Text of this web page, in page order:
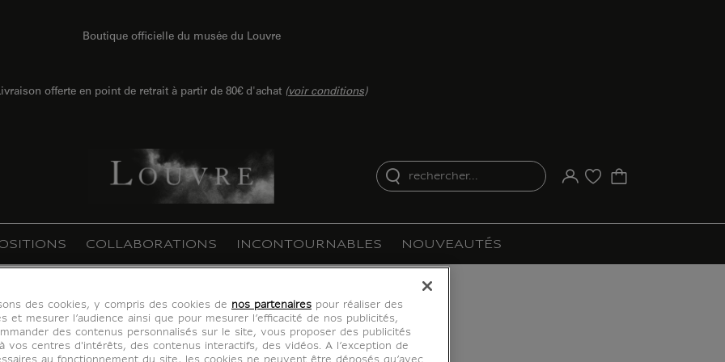
Boutique officielle du musée du Louvre
offerte en point de retrait à partir de 80€ d'achat (voir conditions)
rechercher...
Votre compte
Liste d'achat
COLLABORATIONS INCONTOURNABLES NOUVEAUTÉS
des cookies, y compris des cookies de nos partenaires pour réaliser des
et mesurer l’audience ainsi que pour mesurer l’efficacité de nos publicités,
des contenus personnalisés sur le site, vous proposer des publicités
vos centres d'intérêts, des contenus interactifs, des vidéos. A l’exception de